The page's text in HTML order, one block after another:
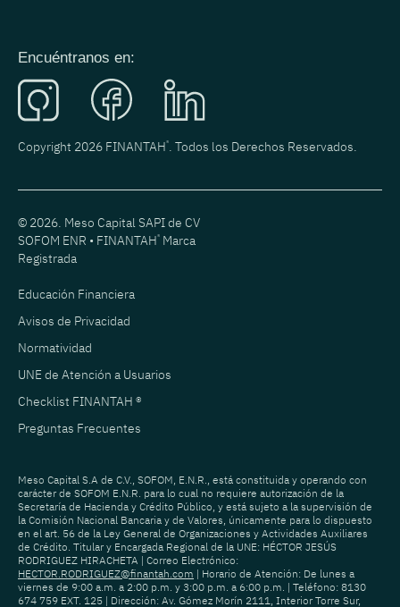
Encuéntranos en:
Copyright 2026 FINANTAH®. Todos los Derechos Reservados.
© 2026. Meso Capital SAPI de CV
SOFOM ENR • FINANTAH® Marca
Registrada
Educación Financiera
Avisos de Privacidad
Normatividad
UNE de Atención a Usuarios
Checklist FINANTAH ®
Preguntas Frecuentes
Meso Capital S.A de C.V., SOFOM, E.N.R., está constituida y operando con
carácter de SOFOM E.N.R. para lo cual no requiere autorización de la
Secretaría de Hacienda y Crédito Público, y está sujeto a la supervisión de
la Comisión Nacional Bancaria y de Valores, únicamente para lo dispuesto
en el art. 56 de la Ley General de Organizaciones y Actividades Auxiliares
de Crédito. Titular y Encargada Regional de la UNE: HÉCTOR JESÚS
RODRIGUEZ HIRACHETA | Correo Electrónico:
HECTOR.RODRIGUEZ@finantah.com | Horario de Atención: De lunes a
viernes de 9:00 a.m. a 2:00 p.m. y 3:00 p.m. a 6:00 p.m. | Teléfono: 8130
674 759 EXT. 125 | Dirección: Av. Gómez Morín 2111, Interior Torre Sur,